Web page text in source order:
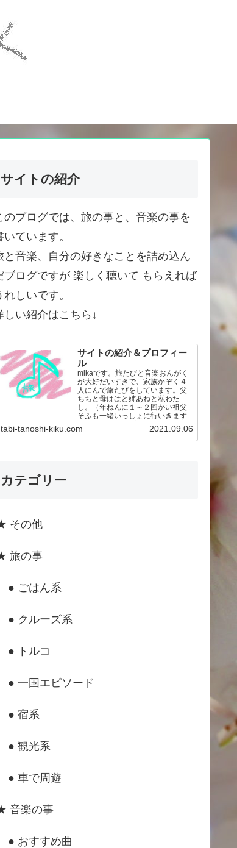
サイトの紹介
のブログでは、旅の事と、音楽の事を
いています。
と音楽、自分の好きなことを詰め込ん
ブログですが 楽しく聴いて もらえれば
れしいです。
しい紹介はこちら↓
サイトの紹介＆プロフィー
ル
mikaです。旅たびと音楽おんがく
が大好だいすきで、家族かぞく４
人にんで旅たびをしています。父
ちちと母ははと姉あねと私わた
し。（年ねんに１～２回かい祖父
そふも一緒いっしょに行いきます
が。） キャンプの旅たび…
tabi-tanoshi-kiku.com 2021.09.06
カテゴリー
その他
旅の事
● ごはん系
● クルーズ系
● トルコ
● 一国エピソード
● 宿系
● 観光系
● 車で周遊
音楽の事
● おすすめ曲